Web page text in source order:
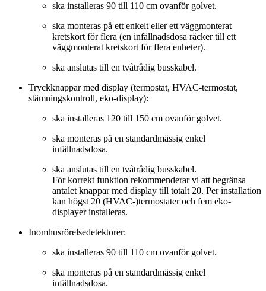
ska installeras 90 till 110 cm ovanför golvet.
ska monteras på ett enkelt eller ett väggmonterat
kretskort för flera (en infällnadsdosa räcker till ett
väggmonterat kretskort för flera enheter).
ska anslutas till en tvåtrådig busskabel.
Tryckknappar med display (termostat, HVAC-termostat,
stämningskontroll, eko-display):
ska installeras 120 till 150 cm ovanför golvet.
ska monteras på en standardmässig enkel
infällnadsdosa.
ska anslutas till en tvåtrådig busskabel.
För korrekt funktion rekommenderar vi att begränsa
antalet knappar med display till totalt 20. Per installation
kan högst 20 (HVAC-)termostater och fem eko-
displayer installeras.
Inomhusrörelsedetektorer:
ska installeras 90 till 110 cm ovanför golvet.
ska monteras på en standardmässig enkel
infällnadsdosa.